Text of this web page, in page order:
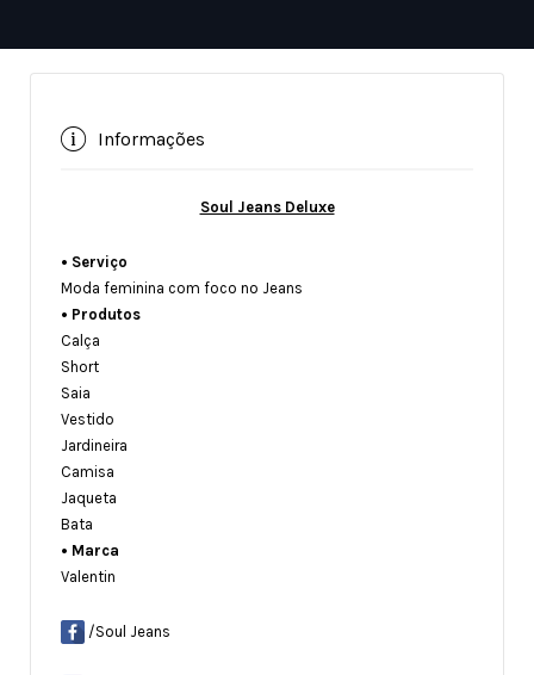
Informações
Soul Jeans Deluxe
• Serviço
Moda feminina com foco no Jeans
• Produtos
Calça
Short
Saia
Vestido
Jardineira
Camisa
Jaqueta
Bata
• Marca
Valentin
/Soul Jeans